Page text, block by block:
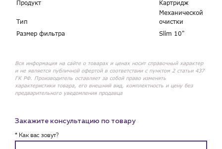
Продукт
Картридж
Тип
Механической
очистки
Размер фильтра
Slim 10"
Вся информация на сайте о товарах и ценах носит справочный характер
и не является публичной офертой в соответствии с пунктом 2 статьи 437
ГК РФ. Производитель оставляет за собой право изменять
характеристики товара, его внешний вид, комплектность и цену без
предварительного уведомления продавца
Закажите консультацию по товару
* Как вас зовут?